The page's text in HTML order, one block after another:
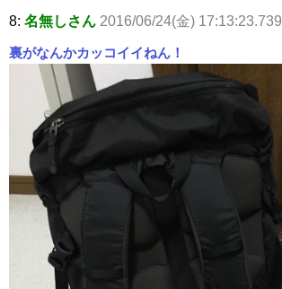
8: 名無しさん 2016/06/24(金) 17:13:23.739
裏がなんかカッコイイねん！